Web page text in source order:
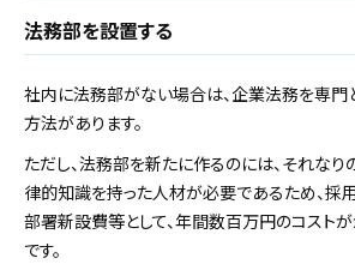
法務部を設置する
社内に法務部がない場合は、企業法務を専門
方法があります。
ただし、法務部を新たに作るのには、それなり
律的知識を持った人材が必要であるため、採用
部署新設費等として、年間数百万円のコスト
です。